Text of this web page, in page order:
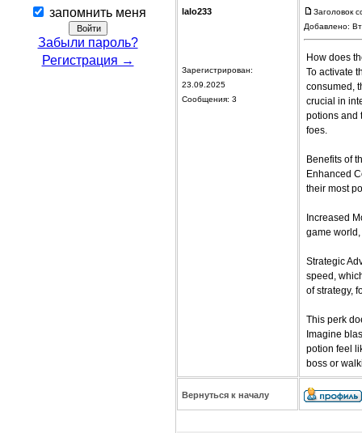
запомнить меня
Забыли пароль?
Регистрация →
lalo233
Зарегистрирован:
23.09.2025
Сообщения: 3
Заголовок
Добавлено:
How does
To activate
consumed,
crucial in
potions and
foes.
Benefits of
Enhanced
their most
Increased
game
Strategic
speed,
of strategy,
This perk
Imagine
potion feel
boss or
Вернуться к началу